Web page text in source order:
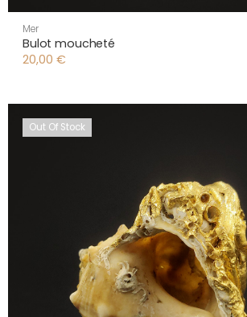
Mer
Bulot moucheté
20,00 €
Out Of Stock